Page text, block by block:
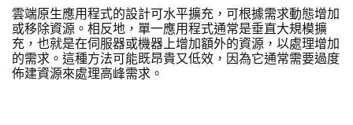
雲端原生應用程式的設計可水平擴充，可根據需求動態增加
或移除資源。相反地，單一應用程式通常是垂直大規模擴
充，也就是在伺服器或機器上增加額外的資源，以處理增加
的需求。這種方法可能既昂貴又低效，因為它通常需要過度
佈建資源來處理高峰需求。